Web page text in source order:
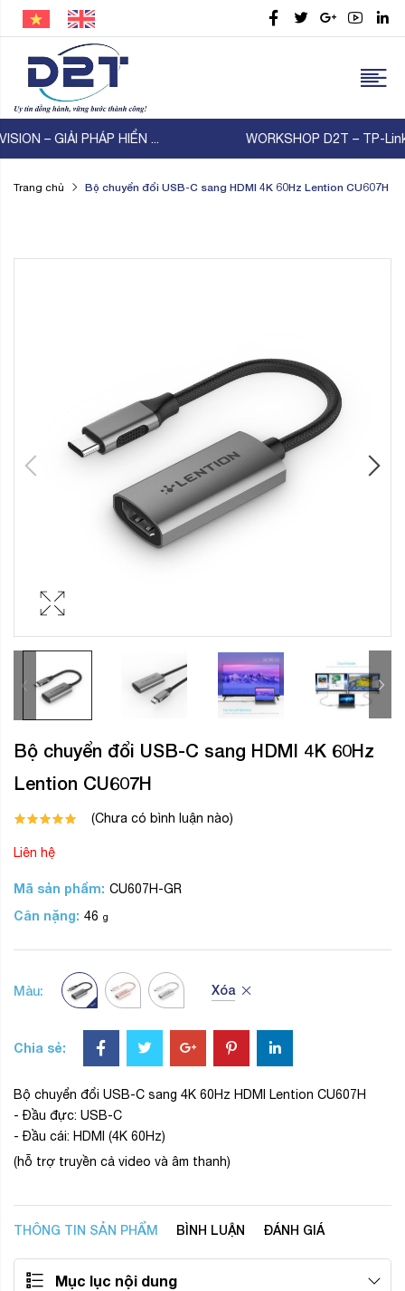
WORKSHOP D2T – TP-Link – Thiên Lam | KẾT NỐI ...
Trang chủ Bộ chuyển đổi USB-C sang HDMI 4K 60Hz Lention CU607H
Bộ chuyển đổi USB-C sang HDMI 4K 60Hz
Lention CU607H
(Chưa có bình luận nào)
Liên hệ
Mã sản phẩm: CU607H-GR
Cân nặng: 46 g
Màu: Xóa
Chia sẻ:
Bộ chuyển đổi USB-C sang 4K 60Hz HDMI Lention CU607H
- Đầu đực: USB-C
- Đầu cái: HDMI (4K 60Hz)
(hỗ trợ truyền cả video và âm thanh)
THÔNG TIN SẢN PHẨM BÌNH LUẬN ĐÁNH GIÁ
Mục lục nội dung